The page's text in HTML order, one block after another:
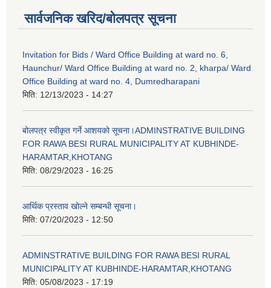
सार्वजनिक खरिद/बोलपत्र सूचना
Invitation for Bids / Ward Office Building at ward no. 6,
Haunchur/ Ward Office Building at ward no. 2, kharpa/ Ward
Office Building at ward no. 4, Dumredharapani
मिति: 12/13/2023 - 14:27
बोलपत्र स्वीकृत गर्ने आशयको सूचना।ADMINSTRATIVE BUILDING
FOR RAWA BESI RURAL MUNICIPALITY AT KUBHINDE-
HARAMTAR,KHOTANG
मिति: 08/29/2023 - 16:25
आर्थिक प्रस्ताव खोल्ने सम्बन्धी सूचना।
मिति: 07/20/2023 - 12:50
ADMINSTRATIVE BUILDING FOR RAWA BESI RURAL
MUNICIPALITY AT KUBHINDE-HARAMTAR,KHOTANG
मिति: 05/08/2023 - 17:19